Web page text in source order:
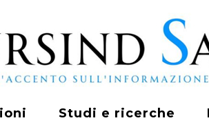
Studi e ricerche